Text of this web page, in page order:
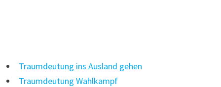
Traumdeutung ins Ausland gehen
Traumdeutung Wahlkampf